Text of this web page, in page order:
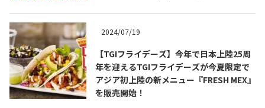
2024/07/19
【TGIフライデーズ】今年で日本上陸25周
年を迎えるTGIフライデーズが今夏限定で
アジア初上陸の新メニュー『FRESH MEX』
を販売開始！